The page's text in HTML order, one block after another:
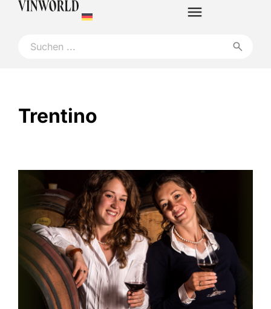
Trentino